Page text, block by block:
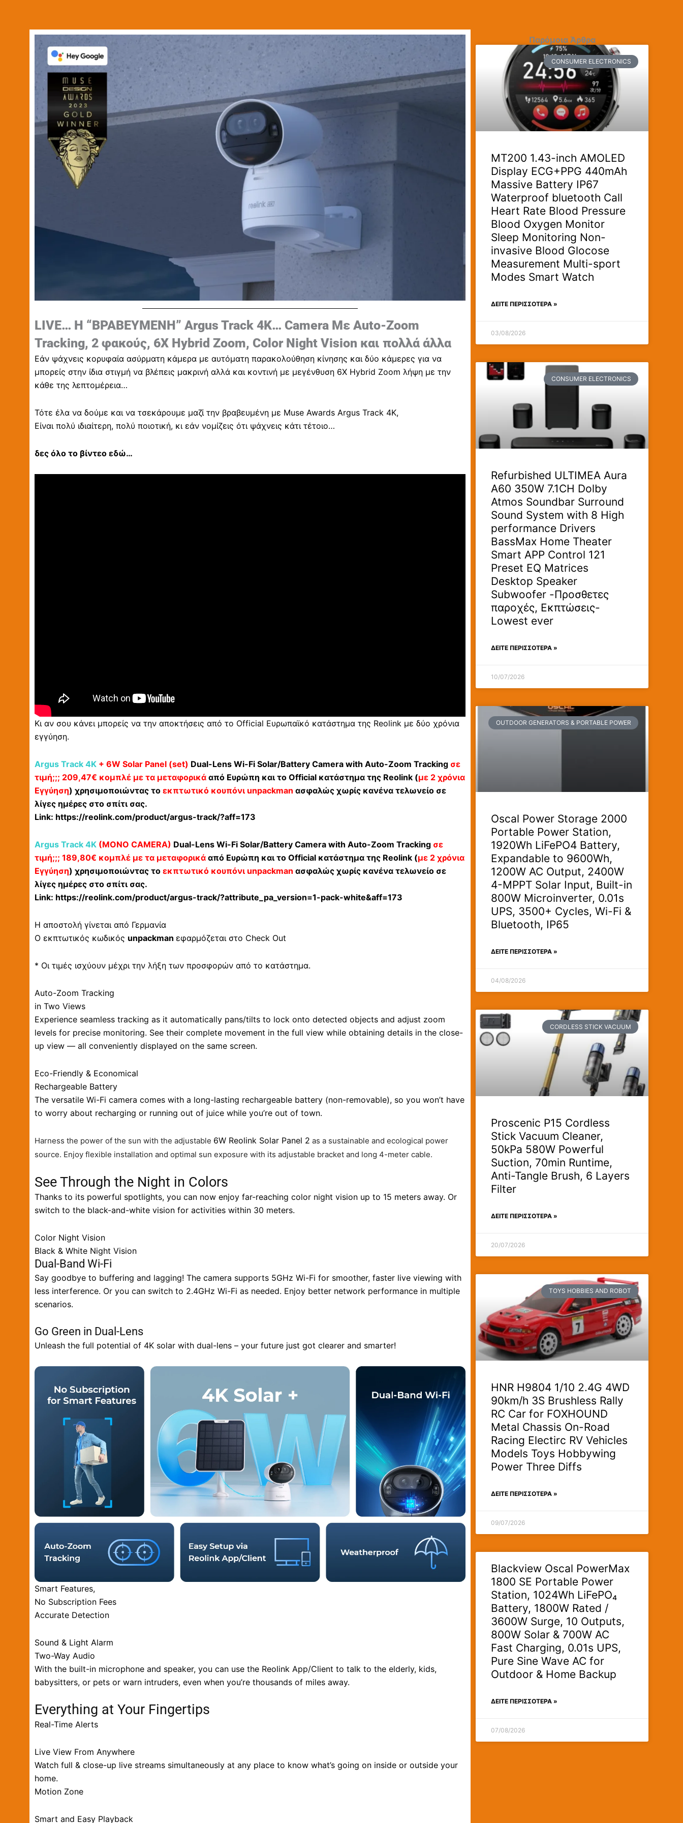
LIVE… Η “ΒΡΑΒΕΥΜΕΝΗ” Argus Track 4K… Camera Με Auto-Zoom
Tracking, 2 φακούς, 6X Hybrid Zoom, Color Night Vision και πολλά άλλα
Εάν ψάχνεις κορυφαία ασύρματη κάμερα με αυτόματη παρακολούθηση κίνησης και δύο κάμερες για να
μπορείς στην ίδια στιγμή να βλέπεις μακρινή αλλά και κοντινή με μεγένθυση 6X Hybrid Zoom λήψη με την
κάθε της λεπτομέρεια…
Τότε έλα να δούμε και να τσεκάρουμε μαζί την βραβευμένη με Muse Awards Argus Track 4K,
Είναι πολύ ιδιαίτερη, πολύ ποιοτική, κι εάν νομίζεις ότι ψάχνεις κάτι τέτοιο…
δες όλο το βίντεο εδώ…
Κι αν σου κάνει μπορείς να την αποκτήσεις από το Official Ευρωπαϊκό κατάστημα της Reolink με δύο χρόνια
εγγύηση.
Argus Track 4K + 6W Solar Panel (set) Dual-Lens Wi-Fi Solar/Battery Camera with Auto-Zoom Tracking σε
τιμή;;; 209,47€ κομπλέ με τα μεταφορικά από Ευρώπη και το Official κατάστημα της Reolink (με 2 χρόνια
Εγγύηση) χρησιμοποιώντας το εκπτωτικό κουπόνι unpackman ασφαλώς χωρίς κανένα τελωνείο σε
λίγες ημέρες στο σπίτι σας.
Link: https://reolink.com/product/argus-track/?aff=173
Argus Track 4K (MONO CAMERA) Dual-Lens Wi-Fi Solar/Battery Camera with Auto-Zoom Tracking σε
τιμή;;; 189,80€ κομπλέ με τα μεταφορικά από Ευρώπη και το Official κατάστημα της Reolink (με 2 χρόνια
Εγγύηση) χρησιμοποιώντας το εκπτωτικό κουπόνι unpackman ασφαλώς χωρίς κανένα τελωνείο σε
λίγες ημέρες στο σπίτι σας.
Link: https://reolink.com/product/argus-track/?attribute_pa_version=1-pack-white&aff=173
Η αποστολή γίνεται από Γερμανία
Ο εκπτωτικός κωδικός unpackman εφαρμόζεται στο Check Out
* Οι τιμές ισχύουν μέχρι την λήξη των προσφορών από το κατάστημα.
Auto-Zoom Tracking
in Two Views
Experience seamless tracking as it automatically pans/tilts to lock onto detected objects and adjust zoom
levels for precise monitoring. See their complete movement in the full view while obtaining details in the close-
up view — all conveniently displayed on the same screen.
Eco-Friendly & Economical
Rechargeable Battery
The versatile Wi-Fi camera comes with a long-lasting rechargeable battery (non-removable), so you won’t have
to worry about recharging or running out of juice while you’re out of town.
Harness the power of the sun with the adjustable 6W Reolink Solar Panel 2 as a sustainable and ecological power
source. Enjoy flexible installation and optimal sun exposure with its adjustable bracket and long 4-meter cable.
See Through the Night in Colors
Thanks to its powerful spotlights, you can now enjoy far-reaching color night vision up to 15 meters away. Or
switch to the black-and-white vision for activities within 30 meters.
Color Night Vision
Black & White Night Vision
Dual-Band Wi-Fi
Say goodbye to buffering and lagging! The camera supports 5GHz Wi-Fi for smoother, faster live viewing with
less interference. Or you can switch to 2.4GHz Wi-Fi as needed. Enjoy better network performance in multiple
scenarios.
Go Green in Dual-Lens
Unleash the full potential of 4K solar with dual-lens – your future just got clearer and smarter!
Smart Features,
No Subscription Fees
Accurate Detection
Sound & Light Alarm
Two-Way Audio
With the built-in microphone and speaker, you can use the Reolink App/Client to talk to the elderly, kids,
babysitters, or pets or warn intruders, even when you’re thousands of miles away.
Everything at Your Fingertips
Real-Time Alerts
Live View From Anywhere
Watch full & close-up live streams simultaneously at any place to know what’s going on inside or outside your
home.
Motion Zone
Smart and Easy Playback
Παρόμοια Άρθρα
CONSUMER ELECTRONICS
MT200 1.43-inch AMOLED
Display ECG+PPG 440mAh
Massive Battery IP67
Waterproof bluetooth Call
Heart Rate Blood Pressure
Blood Oxygen Monitor
Sleep Monitoring Non-
invasive Blood Glocose
Measurement Multi-sport
Modes Smart Watch
ΔΕΊΤΕ ΠΕΡΙΣΣΟΤΕΡΑ »
03/08/2026
CONSUMER ELECTRONICS
Refurbished ULTIMEA Aura
A60 350W 7.1CH Dolby
Atmos Soundbar Surround
Sound System with 8 High
performance Drivers
BassMax Home Theater
Smart APP Control 121
Preset EQ Matrices
Desktop Speaker
Subwoofer -Προσθετες
παροχές, Εκπτώσεις-
Lowest ever
ΔΕΊΤΕ ΠΕΡΙΣΣΟΤΕΡΑ »
10/07/2026
OUTDOOR GENERATORS & PORTABLE POWER
Oscal Power Storage 2000
Portable Power Station,
1920Wh LiFePO4 Battery,
Expandable to 9600Wh,
1200W AC Output, 2400W
4-MPPT Solar Input, Built-in
800W Microinverter, 0.01s
UPS, 3500+ Cycles, Wi-Fi &
Bluetooth, IP65
ΔΕΊΤΕ ΠΕΡΙΣΣΟΤΕΡΑ »
04/08/2026
CORDLESS STICK VACUUM
Proscenic P15 Cordless
Stick Vacuum Cleaner,
50kPa 580W Powerful
Suction, 70min Runtime,
Anti-Tangle Brush, 6 Layers
Filter
ΔΕΊΤΕ ΠΕΡΙΣΣΟΤΕΡΑ »
20/07/2026
TOYS HOBBIES AND ROBOT
HNR H9804 1/10 2.4G 4WD
90km/h 3S Brushless Rally
RC Car for FOXHOUND
Metal Chassis On-Road
Racing Electirc RV Vehicles
Models Toys Hobbywing
Power Three Diffs
ΔΕΊΤΕ ΠΕΡΙΣΣΟΤΕΡΑ »
09/07/2026
Blackview Oscal PowerMax
1800 SE Portable Power
Station, 1024Wh LiFePO₄
Battery, 1800W Rated /
3600W Surge, 10 Outputs,
800W Solar & 700W AC
Fast Charging, 0.01s UPS,
Pure Sine Wave AC for
Outdoor & Home Backup
ΔΕΊΤΕ ΠΕΡΙΣΣΟΤΕΡΑ »
07/08/2026